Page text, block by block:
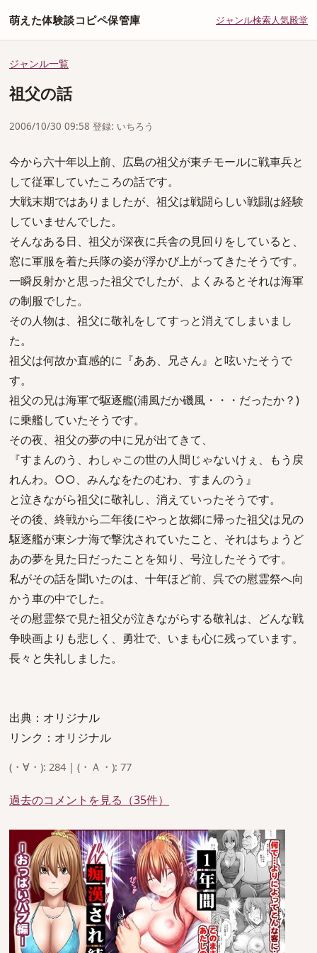
萌えた体験談コピペ保管庫 ジャンル検索人気殿堂
ジャンル一覧
祖父の話
2006/10/30 09:58 登録: いちろう
今から六十年以上前、広島の祖父が東チモールに戦車兵と
して従軍していたころの話です。
大戦末期ではありましたが、祖父は戦闘らしい戦闘は経験
していませんでした。
そんなある日、祖父が深夜に兵舎の見回りをしていると、
窓に軍服を着た兵隊の姿が浮かび上がってきたそうです。
一瞬反射かと思った祖父でしたが、よくみるとそれは海軍
の制服でした。
その人物は、祖父に敬礼をしてすっと消えてしまいまし
た。
祖父は何故か直感的に『ああ、兄さん』と呟いたそうで
す。
祖父の兄は海軍で駆逐艦(浦風だか磯風・・・だったか？)
に乗艦していたそうです。
その夜、祖父の夢の中に兄が出てきて、
『すまんのう、わしゃこの世の人間じゃないけぇ、もう戻
れんわ。○○、みんなをたのむわ、すまんのう』
と泣きながら祖父に敬礼し、消えていったそうです。
その後、終戦から二年後にやっと故郷に帰った祖父は兄の
駆逐艦が東シナ海で撃沈されていたこと、それはちょうど
あの夢を見た日だったことを知り、号泣したそうです。
私がその話を聞いたのは、十年ほど前、呉での慰霊祭へ向
かう車の中でした。
その慰霊祭で見た祖父が泣きながらする敬礼は、どんな戦
争映画よりも悲しく、勇壮で、いまも心に残っています。
長々と失礼しました。
出典：オリジナル
リンク：オリジナル
(・∀・): 284 | (・Ａ・): 77
過去のコメントを見る（35件）